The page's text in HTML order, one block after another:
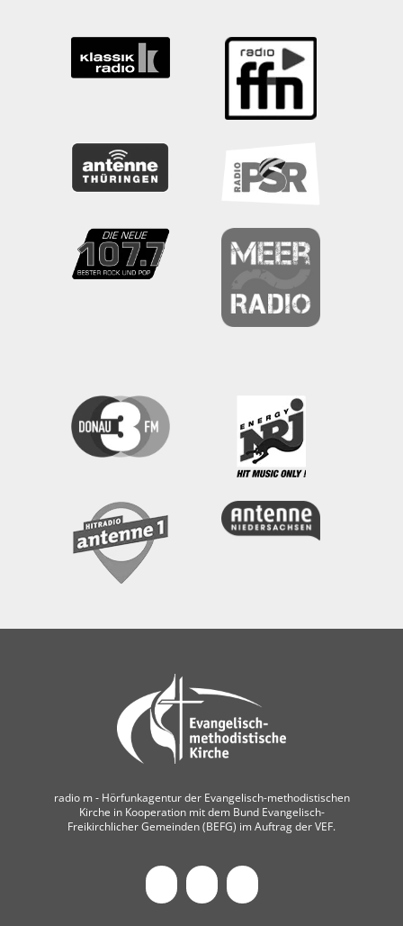
radio m ‐ Hörfunkagentur der Evangelisch-methodistischen
Kirche in Kooperation mit dem Bund Evangelisch-
Freikirchlicher Gemeinden (BEFG) im Auftrag der VEF.